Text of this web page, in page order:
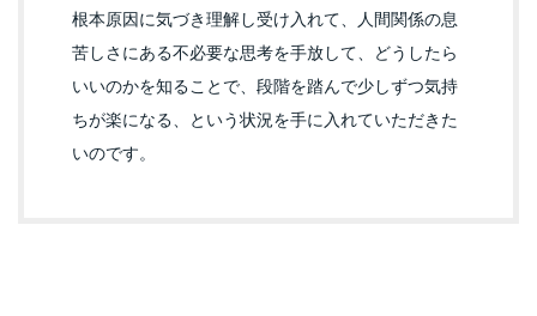
根本原因に気づき理解し受け入れて、人間関係の息
苦しさにある不必要な思考を手放して、どうしたら
いいのかを知ることで、段階を踏んで少しずつ気持
ちが楽になる、という状況を手に入れていただきた
いのです。